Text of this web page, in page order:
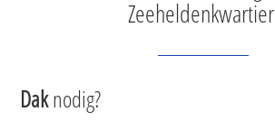
Zeeheldenkwartier
Daknodig?